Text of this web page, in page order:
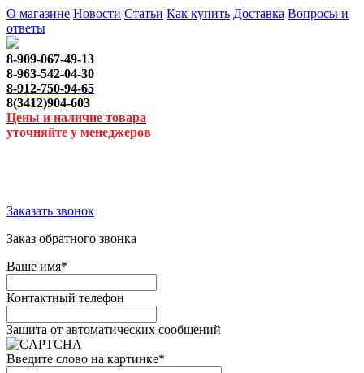
О магазине Новости Статьи Как купить Доставка Вопросы и
ответы
8-909-067-49-13
8-963-542-04-30
8-912-750-94-65
8(3412)904-603
Цены и наличие товара
уточняйте у менеджеров
Заказать звонок
Заказ обратного звонка
Ваше имя*
Контактный телефон
Защита от автоматических сообщений
Введите слово на картинке*